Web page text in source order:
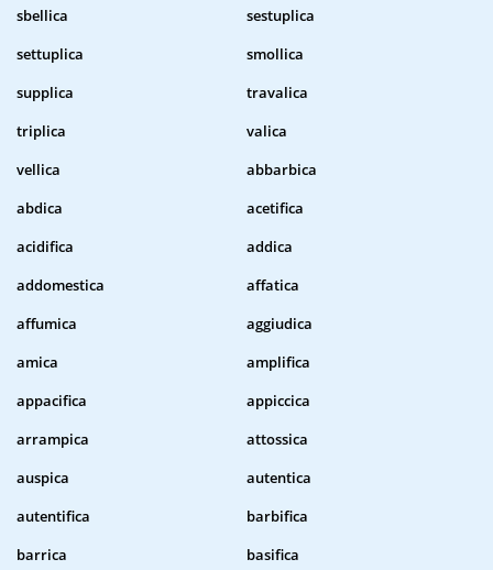
sbellica
sestuplica
settuplica
smollica
supplica
travalica
triplica
valica
vellica
abbarbica
abdica
acetifica
acidifica
addica
addomestica
affatica
affumica
aggiudica
amica
amplifica
appacifica
appiccica
arrampica
attossica
auspica
autentica
autentifica
barbifica
barrica
basifica